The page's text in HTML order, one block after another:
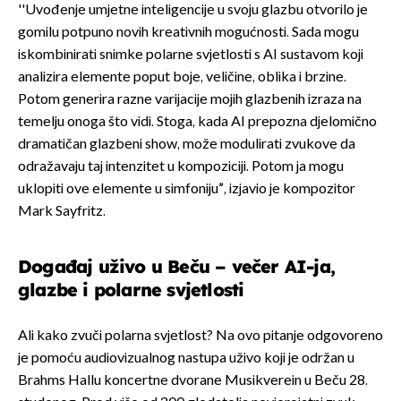
''Uvođenje umjetne inteligencije u svoju glazbu otvorilo je
gomilu potpuno novih kreativnih mogućnosti. Sada mogu
iskombinirati snimke polarne svjetlosti s AI sustavom koji
analizira elemente poput boje, veličine, oblika i brzine.
Potom generira razne varijacije mojih glazbenih izraza na
temelju onoga što vidi. Stoga, kada AI prepozna djelomično
dramatičan glazbeni show, može modulirati zvukove da
odražavaju taj intenzitet u kompoziciji. Potom ja mogu
uklopiti ove elemente u simfoniju”, izjavio je kompozitor
Mark Sayfritz.
Događaj uživo u Beču – večer AI-ja,
glazbe i polarne svjetlosti
Ali kako zvuči polarna svjetlost? Na ovo pitanje odgovoreno
je pomoću audiovizualnog nastupa uživo koji je održan u
Brahms Hallu koncertne dvorane Musikverein u Beču 28.